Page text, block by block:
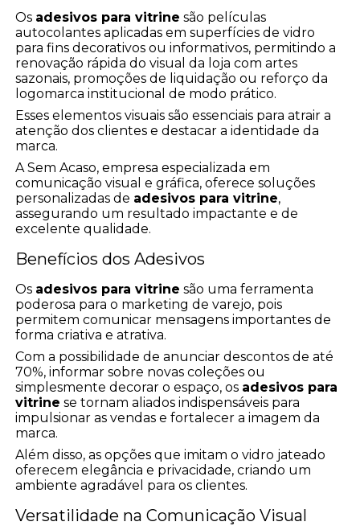
Os adesivos para vitrine são películas
autocolantes aplicadas em superfícies de vidro
para fins decorativos ou informativos, permitindo a
renovação rápida do visual da loja com artes
sazonais, promoções de liquidação ou reforço da
logomarca institucional de modo prático.
Esses elementos visuais são essenciais para atrair a
atenção dos clientes e destacar a identidade da
marca.
A Sem Acaso, empresa especializada em
comunicação visual e gráfica, oferece soluções
personalizadas de adesivos para vitrine,
assegurando um resultado impactante e de
excelente qualidade.
Benefícios dos Adesivos
Os adesivos para vitrine são uma ferramenta
poderosa para o marketing de varejo, pois
permitem comunicar mensagens importantes de
forma criativa e atrativa.
Com a possibilidade de anunciar descontos de até
70%, informar sobre novas coleções ou
simplesmente decorar o espaço, os adesivos para
vitrine se tornam aliados indispensáveis para
impulsionar as vendas e fortalecer a imagem da
marca.
Além disso, as opções que imitam o vidro jateado
oferecem elegância e privacidade, criando um
ambiente agradável para os clientes.
Versatilidade na Comunicação Visual